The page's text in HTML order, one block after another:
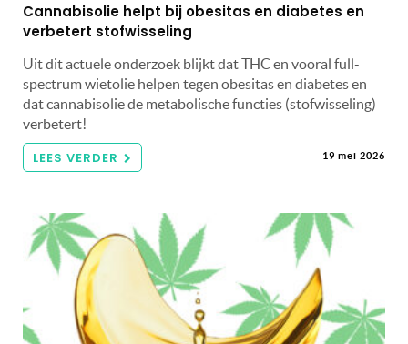
Cannabisolie helpt bij obesitas en diabetes en
verbetert stofwisseling
Uit dit actuele onderzoek blijkt dat THC en vooral full-
spectrum wietolie helpen tegen obesitas en diabetes en
dat cannabisolie de metabolische functies (stofwisseling)
verbetert!
LEES VERDER 19 mei 2026